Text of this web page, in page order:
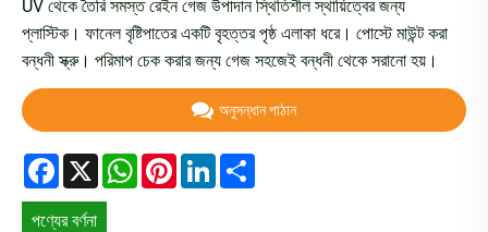
UV থেকে তৈরি সমস্ত রেইন গেজ উপাদান স্থিতিশীল স্থায়িত্বের জন্য
প্লাস্টিক। ফানেল বৃষ্টিপাতের একটি বৃহত্তর পৃষ্ঠ এলাকা ধরে। পোস্টে মাউন্ট করা
বন্ধনী স্ক্রু। পরিমাপ চেক করার জন্য গেজ সহজেই বন্ধনী থেকে সরানো হয়।
অনুসন্ধান পাঠান
Facebook
X WhatsApp
PinterestLinkedIn
পণ্যের বর্ণনা